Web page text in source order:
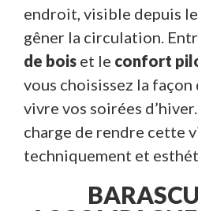
endroit, visible depuis le
gêner la circulation.
de bois et le confort
vous choisissez la
vivre vos soirées d’hiver.
charge de rendre cette
techniquement et